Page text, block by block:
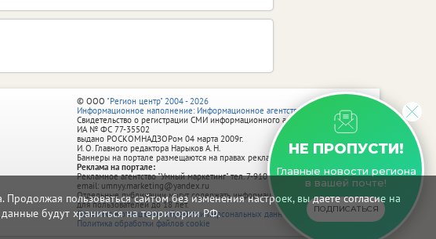
пользоваться сайтом без изменения настроек, вы даете согласие на
будут храниться на территории РФ.
НЕ ПРОПУСТИ!
Главные новости региона
в вашей почте!
ПОДПИСАТЬСЯ
© ООО "Регион центр" 2004 - 2026
Информационное наполнение: Информационное агентство vRossii.ru
Свидетельство о регистрации СМИ информационного агентства vRossii.ru
ИА № ФС 77‑35502
выдано РОСКОМНАДЗОРом 04 марта 2009г.
И. О. Главного редактора Нарыков А. Н.
Баннеры на портале размещаются на правах рекламы.
Реклама на портале:
Рекламное агентство "Умный маркетинг" тел. 7-910-267-70-40,
email: umnyy.marketing@yandex.ru
Отдельные публикации могут содержать информацию, не предназначенную
для пользователей до 18 лет.
Политика в отношении обработки персональных данных
Политика обработки файлов cookie